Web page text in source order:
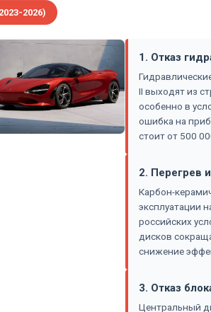
2026)
1. Отказ
II выходят из
особенно в
ошибка на
стоит от 500
2. Перегрев
Карбон-
эксплуатации
российских
дисков
снижение
3. Отказ
Центральный